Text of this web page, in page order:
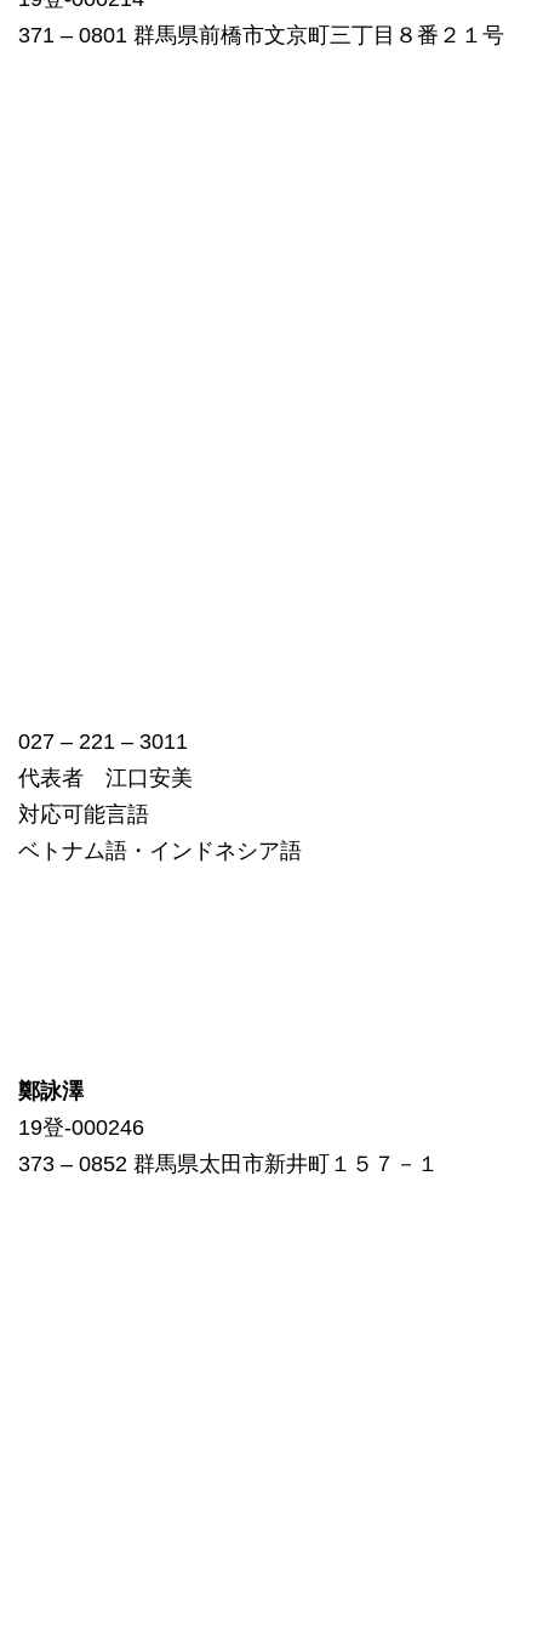
371 – 0801 群馬県前橋市文京町三丁目８番２１号
027 – 221 – 3011
代表者 江口安美
対応可能言語
ベトナム語・インドネシア語
鄭詠澤
19登-000246
373 – 0852 群馬県太田市新井町１５７－１